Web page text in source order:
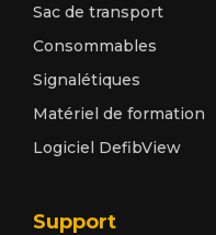
Sac de transport
Consommables
Signalétiques
Matériel de formation
Logiciel DefibView
Support